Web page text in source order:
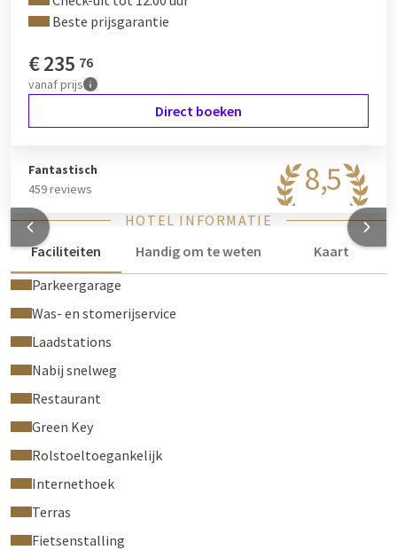
Beste prijsgarantie
€235 76
vanafprijs
Direct boeken
8,5
Fantastisch
459 reviews
HOTEL INFORMATIE
Faciliteiten
Handig om te weten
Kaart
Parkeergarage
Was- en stomerijservice
Laadstations
Nabij snelweg
Restaurant
Green Key
Rolstoeltoegankelijk
Internethoek
Terras
Fietsenstalling